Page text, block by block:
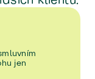
jen